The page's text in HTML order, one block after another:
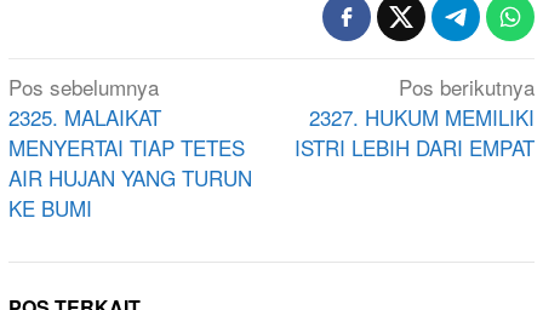
Navigasi
pos
Pos sebelumnya
2325. MALAIKAT
MENYERTAI TIAP TETES
AIR HUJAN YANG TURUN
KE BUMI
Pos berikutnya
2327. HUKUM MEMILIKI
ISTRI LEBIH DARI EMPAT